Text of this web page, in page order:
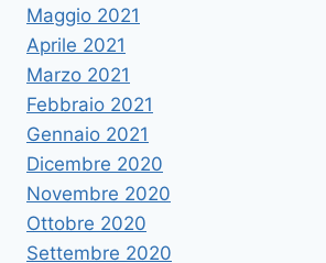
Maggio 2021
Aprile 2021
Marzo 2021
Febbraio 2021
Gennaio 2021
Dicembre 2020
Novembre 2020
Ottobre 2020
Settembre 2020